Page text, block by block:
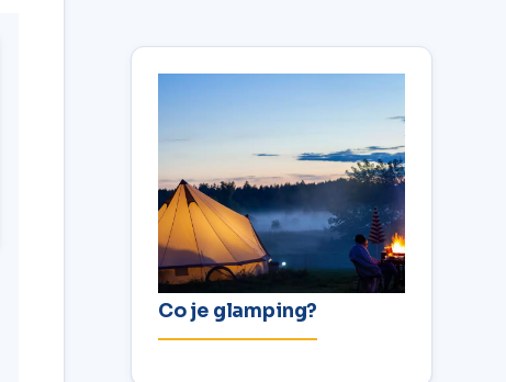
Co je glamping?